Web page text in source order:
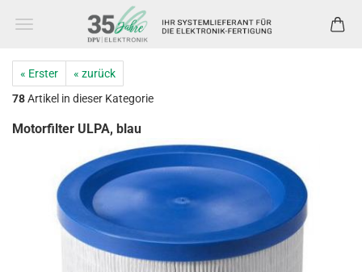
« Erster
« zurück
78Artikel in dieser Kategorie
Motorfilter ULPA, blau